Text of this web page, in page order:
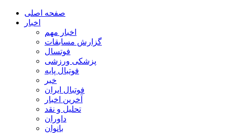
صفحه اصلی
اخبار
اخبار مهم
گزارش مسابقات
فوتسال
پزشکی ورزشی
فوتبال پایه
خبر
فوتبال ایران
آخرین اخبار
تحلیل و نقد
داوران
بانوان